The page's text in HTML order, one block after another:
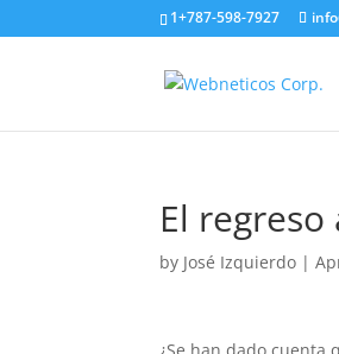
1+787-598-7927
El
by José Izquierdo |